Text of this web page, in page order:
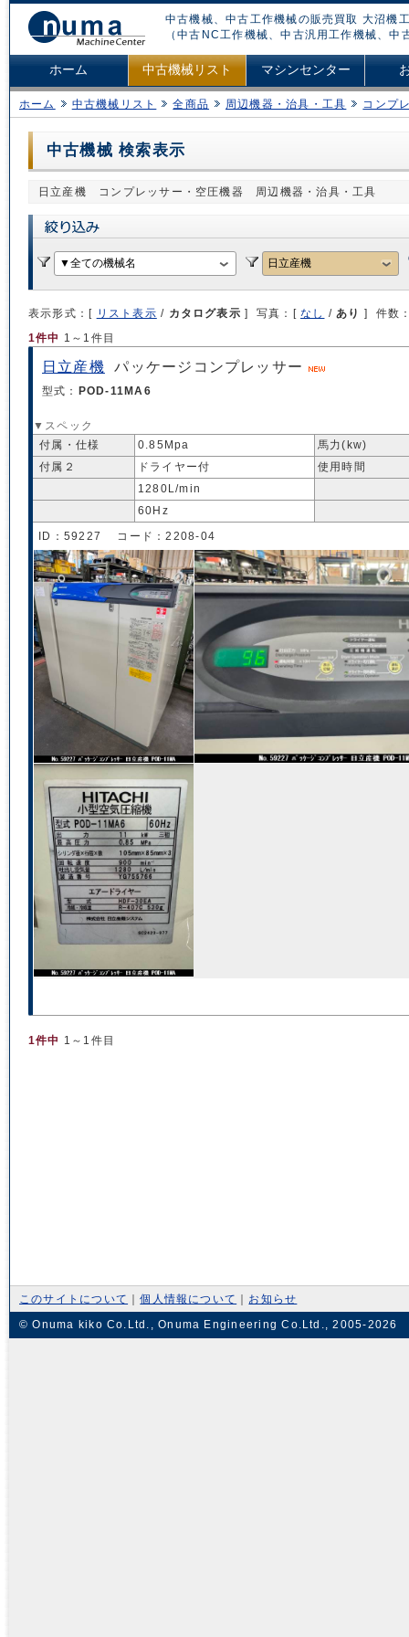
中古機械、中古工作機械の販売買取 大沼機
（中古NC工作機械、中古汎用工作機械、
ホーム 中古機械リスト マシンセンター
ホーム 中古機械リスト 全商品 周辺機器・治具・工具 コンプ
中古機械 検索表示
日立産機 コンプレッサー・空圧機器 周辺機器・治具・工具
表示形式：[ リスト表示 / カタログ表示 ] 写真：[ なし / あり ] 件数
1件中 1～1件目
日立産機 パッケージコンプレッサー
型式： POD-11MA6
▼スペック
付属・仕様
0.85Mpa
馬力(kw)
付属２
ドライヤー付
使用時間
1280L/min
60Hz
ID：59227 コード：2208-04
1件中 1～1件目
このサイトについて ｜個人情報について
お知らせ
© Onuma kiko Co.Ltd., Onuma Engineering Co.Ltd., 2005-2026